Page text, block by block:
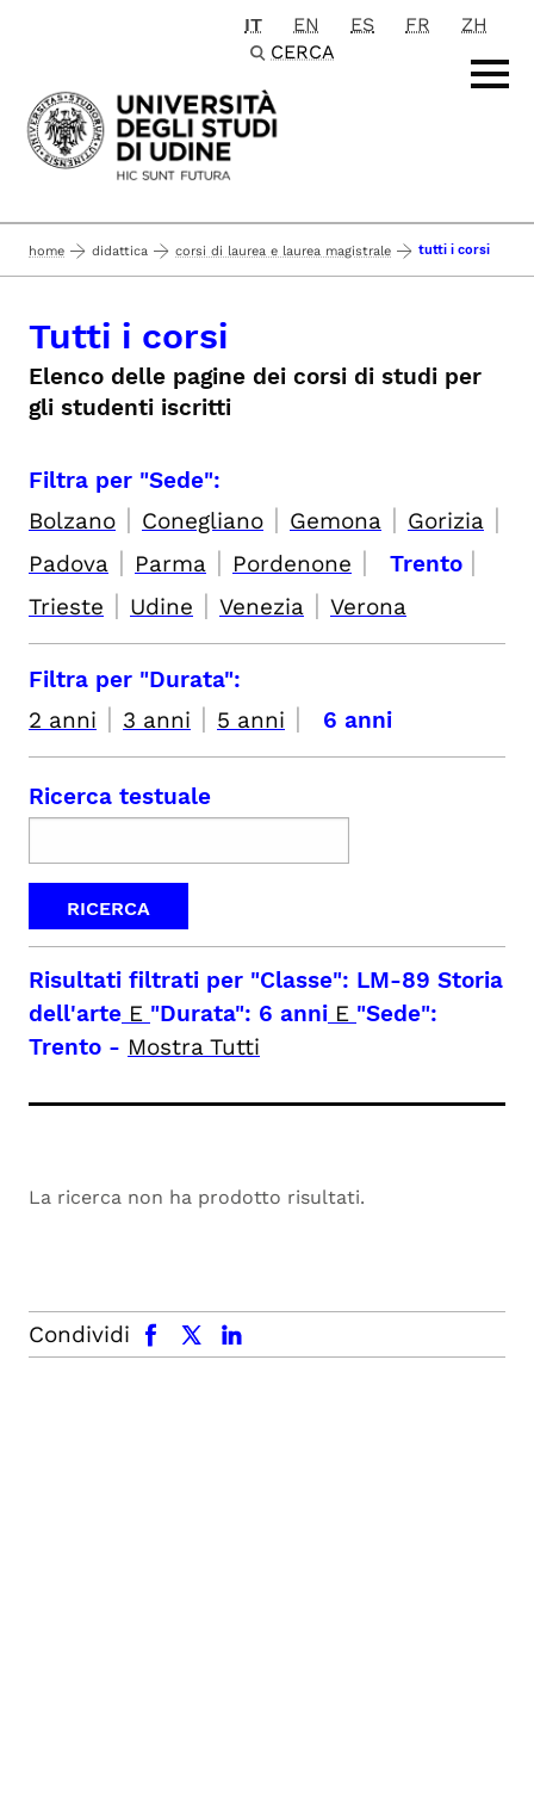
Passa al contenuto principale
IT EN ES FR
ZH
CERCA
home didattica corsi di laurea e laurea magistrale tutti i corsi
Tutti i corsi
Elenco delle pagine dei corsi di studi per
gli studenti iscritti
Filtra per "Sede":
Bolzano | Conegliano | Gemona | Gorizia |
Padova | Parma | Pordenone | Trento |
Trieste | Udine | Venezia | Verona
Filtra per "Durata":
2 anni | 3 anni | 5 anni | 6 anni
Ricerca testuale
Risultati filtrati per "Classe": LM-89 Storia
dell'arte E "Durata": 6 anni E "Sede":
Trento - Mostra Tutti
La ricerca non ha prodotto risultati.
Condividi
facebook x.com linkedin